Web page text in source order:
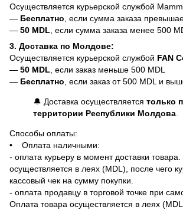
Осуществляется курьерской службой
— Бесплатно , если сумма заказа
— 50 MDL , если сумма заказа менее 500
3. Доставка по Молдове:
Осуществляется курьерской службой FAN
— 50 MDL , если заказ меньше 500 MDL
— Бесплатно , если заказ от 500 MDL и
🔔 Доставка осуществляется только
территории Республики Молдова
Способы оплаты:
• Оплата наличными:
- оплата курьеру в момент доставки
осуществляется в леях (MDL), после чего
кассовый чек на сумму покупки.
- оплата продавцу в торговой точке при
Оплата товара осуществляется в леях